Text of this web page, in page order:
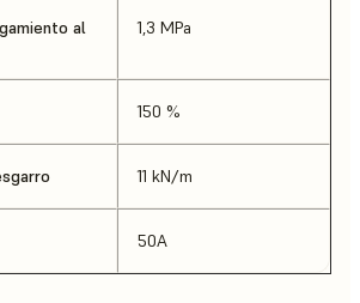
al
1,3 MPa
150 %
11 kN/m
50A